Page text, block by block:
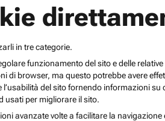
in tre categorie.
funzionamento del sito e delle
browser, ma questo potrebbe avere
del sito fornendo informazioni
usati per migliorare il sito.
avanzate volte a facilitare la